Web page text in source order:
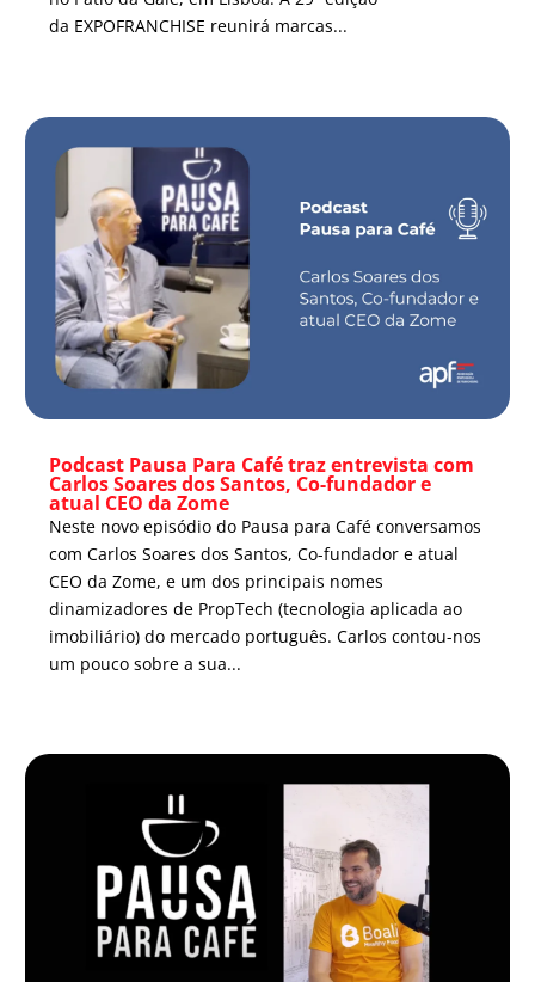
da EXPOFRANCHISE reunirá marcas...
Podcast Pausa Para Café traz entrevista com
Carlos Soares dos Santos, Co-fundador e
atual CEO da Zome
Neste novo episódio do Pausa para Café conversamos
com Carlos Soares dos Santos, Co-fundador e atual
CEO da Zome, e um dos principais nomes
dinamizadores de PropTech (tecnologia aplicada ao
imobiliário) do mercado português. Carlos contou-nos
um pouco sobre a sua...